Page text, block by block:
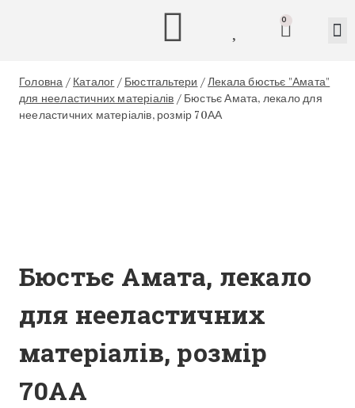
0
Головна / Каталог / Бюстгальтери /Лекала бюстьє "Амата"
для нееластичних матеріалів / Бюстьє Амата, лекало для
нееластичних матеріалів, розмір 70АА
Бюстьє Амата, лекало
для нееластичних
матеріалів, розмір
70АА